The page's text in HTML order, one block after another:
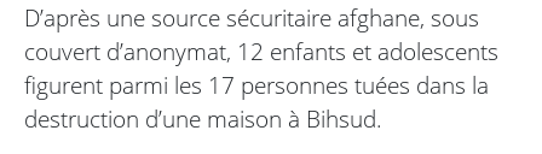
D’après une source sécuritaire afghane, sous
couvert d’anonymat, 12 enfants et adolescents
figurent parmi les 17 personnes tuées dans la
destruction d’une maison à Bihsud.